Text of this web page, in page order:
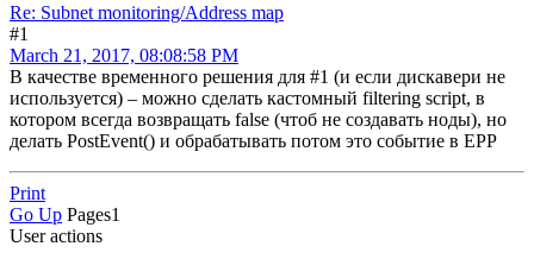
Re: Subnet monitoring/Address map
#1
March 21, 2017, 08:08:58 PM
В качестве временного решения для #1 (и если дискавери не
используется) – можно сделать кастомный filtering script, в
котором всегда возвращать false (чтоб не создавать ноды), но
делать PostEvent() и обрабатывать потом это событие в EPP
Print
Go Up Pages1
User actions